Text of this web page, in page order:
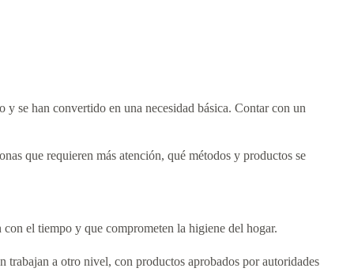
se han convertido en una necesidad básica. Contar con un
que requieren más atención, qué métodos y productos se
el tiempo y que comprometen la higiene del hogar.
a otro nivel, con productos aprobados por autoridades